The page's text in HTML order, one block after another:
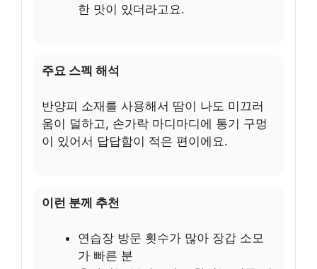
한 맛이 있더라고요.
주요 스펙 해석
반양피 소재를 사용해서 땀이 나도 미끄러
움이 덜하고, 손가락 마디마디에 통기 구멍
이 있어서 답답함이 적은 편이에요.
이런 분께 추천
연습장 방문 횟수가 많아 장갑 소모
가 빠른 분